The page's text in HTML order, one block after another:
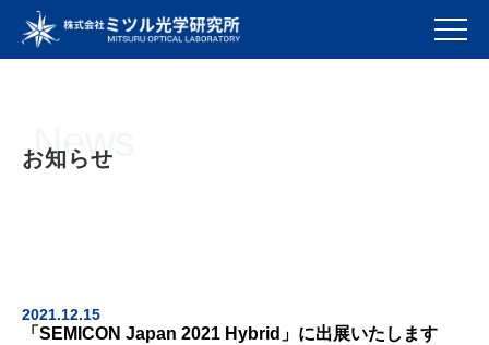
News
お知らせ
2021.12.15
「SEMICON Japan 2021 Hybrid」に出展いたします